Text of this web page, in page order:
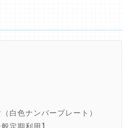
白色ナンバープレート）
定期利用】